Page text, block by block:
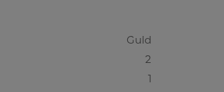
Guld
2
1